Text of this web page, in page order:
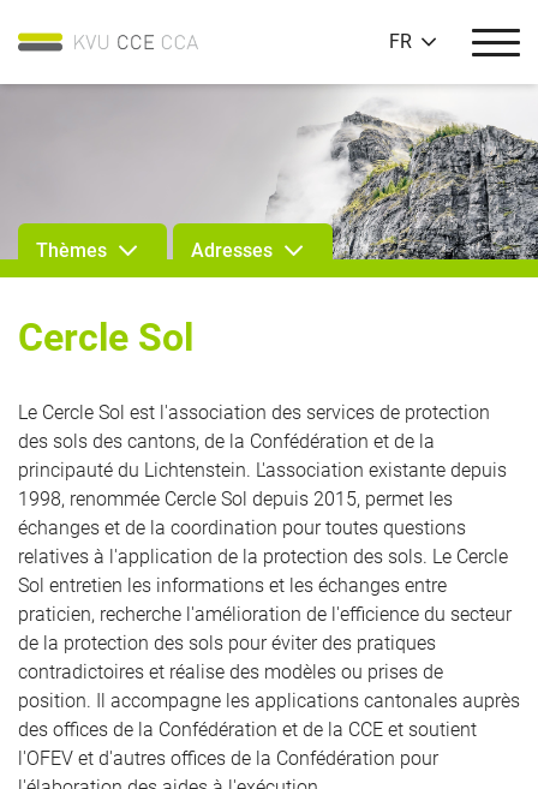
FR
Thèmes Adresses
Cercle Sol
Le Cercle Sol est l'association des services de protection
des sols des cantons, de la Confédération et de la
principauté du Lichtenstein. L'association existante depuis
1998, renommée Cercle Sol depuis 2015, permet les
échanges et de la coordination pour toutes questions
relatives à l'application de la protection des sols. Le Cercle
Sol entretien les informations et les échanges entre
praticien, recherche l'amélioration de l'efficience du secteur
de la protection des sols pour éviter des pratiques
contradictoires et réalise des modèles ou prises de
position. Il accompagne les applications cantonales auprès
des offices de la Confédération et de la CCE et soutient
l'OFEV et d'autres offices de la Confédération pour